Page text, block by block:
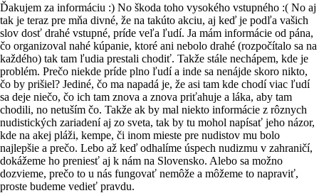
Ďakujem za informáciu :) No škoda toho vysokého vstupného :( No aj
tak je teraz pre mňa divné, že na takúto akciu, aj keď je podľa vašich
slov dosť drahé vstupné, príde veľa ľudí. Ja mám informácie od pána,
čo organizoval nahé kúpanie, ktoré ani nebolo drahé (rozpočítalo sa na
každého) tak tam ľudia prestali chodiť. Takže stále nechápem, kde je
problém. Prečo niekde príde plno ľudí a inde sa nenájde skoro nikto,
čo by prišiel? Jediné, čo ma napadá je, že asi tam kde chodí viac ľudí
sa deje niečo, čo ich tam znova a znova priťahuje a láka, aby tam
chodili, no netuším čo. Takže ak by mal niekto informácie z rôznych
nudistických zariadení aj zo sveta, tak by tu mohol napísať jeho názor,
kde na akej pláži, kempe, či inom mieste pre nudistov mu bolo
najlepšie a prečo. Lebo až keď odhalíme úspech nudizmu v zahraničí,
dokážeme ho preniesť aj k nám na Slovensko. Alebo sa možno
dozvieme, prečo to u nás fungovať nemôže a môžeme to napraviť,
proste budeme vedieť pravdu.